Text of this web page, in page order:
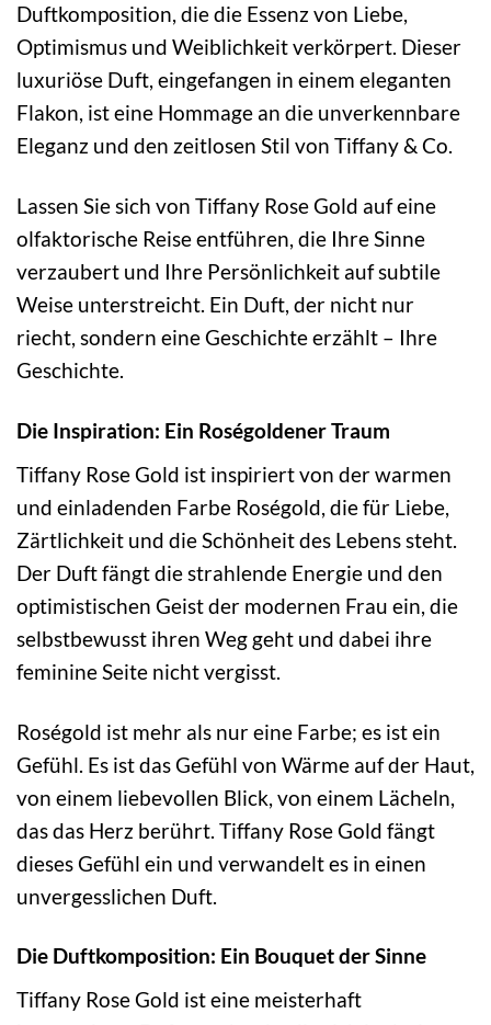
Duftkomposition, die die Essenz von Liebe,
Optimismus und Weiblichkeit verkörpert. Dieser
luxuriöse Duft, eingefangen in einem eleganten
Flakon, ist eine Hommage an die unverkennbare
Eleganz und den zeitlosen Stil von Tiffany & Co.
Lassen Sie sich von Tiffany Rose Gold auf eine
olfaktorische Reise entführen, die Ihre Sinne
verzaubert und Ihre Persönlichkeit auf subtile
Weise unterstreicht. Ein Duft, der nicht nur
riecht, sondern eine Geschichte erzählt – Ihre
Geschichte.
Die Inspiration: Ein Roségoldener Traum
Tiffany Rose Gold ist inspiriert von der warmen
und einladenden Farbe Roségold, die für Liebe,
Zärtlichkeit und die Schönheit des Lebens steht.
Der Duft fängt die strahlende Energie und den
optimistischen Geist der modernen Frau ein, die
selbstbewusst ihren Weg geht und dabei ihre
feminine Seite nicht vergisst.
Roségold ist mehr als nur eine Farbe; es ist ein
Gefühl. Es ist das Gefühl von Wärme auf der Haut,
von einem liebevollen Blick, von einem Lächeln,
das das Herz berührt. Tiffany Rose Gold fängt
dieses Gefühl ein und verwandelt es in einen
unvergesslichen Duft.
Die Duftkomposition: Ein Bouquet der Sinne
Tiffany Rose Gold ist eine meisterhaft